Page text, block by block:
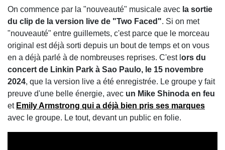
On commence par la "nouveauté" musicale avec la sortie
du clip de la version live de "Two Faced". Si on met
"nouveauté" entre guillemets, c'est parce que le morceau
original est déjà sorti depuis un bout de temps et on vous
en a déjà parlé à de nombreuses reprises. C'est l ors du
concert de Linkin Park à Sao Paulo, le 15 novembre
2024, que la version live a été enregistrée. Le groupe y fait
preuve d'une belle énergie, avec un Mike Shinoda en feu
et Emily Armstrong qui a déjà bien pris ses marques
avec le groupe. Le tout, devant un public en folie.